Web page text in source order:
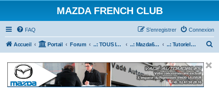
MAZDA FRENCH CLUB
FAQ Connexion
S’enregistrer
Accueil Portail Forum ..: TOUS les Véhicules MAZDA :.. ..: Mazda6 :.. ..: Tutoriels (Mz6) :..